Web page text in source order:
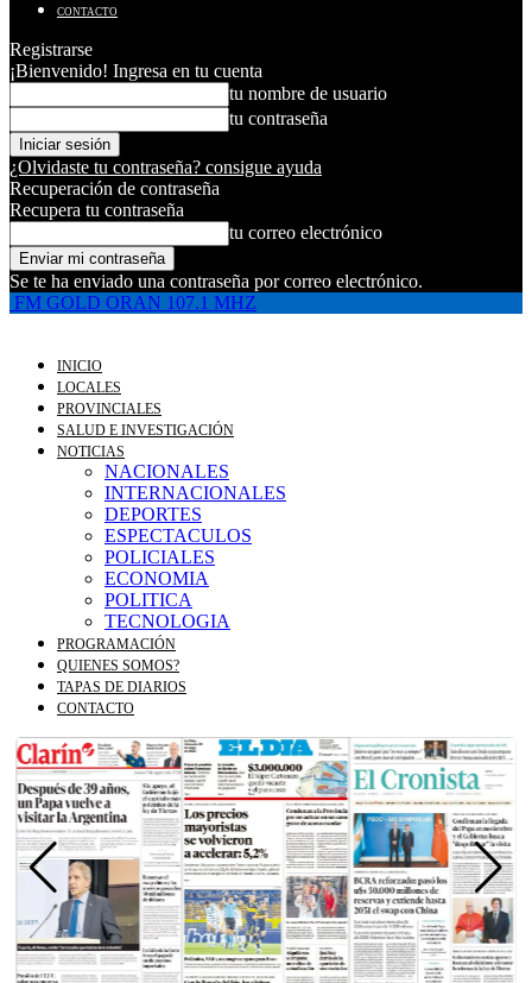
CONTACTO
Registrarse
¡Bienvenido! Ingresa en tu cuenta
tu nombre de usuario
tu contraseña
¿Olvidaste tu contraseña? consigue ayuda
Recuperación de contraseña
Recupera tu contraseña
tu correo electrónico
Se te ha enviado una contraseña por correo electrónico.
FM GOLD ORAN 107.1 MHZ
INICIO
LOCALES
PROVINCIALES
SALUD E INVESTIGACIÓN
NOTICIAS
NACIONALES
INTERNACIONALES
DEPORTES
ESPECTACULOS
POLICIALES
ECONOMIA
POLITICA
TECNOLOGIA
PROGRAMACIÓN
QUIENES SOMOS?
TAPAS DE DIARIOS
CONTACTO